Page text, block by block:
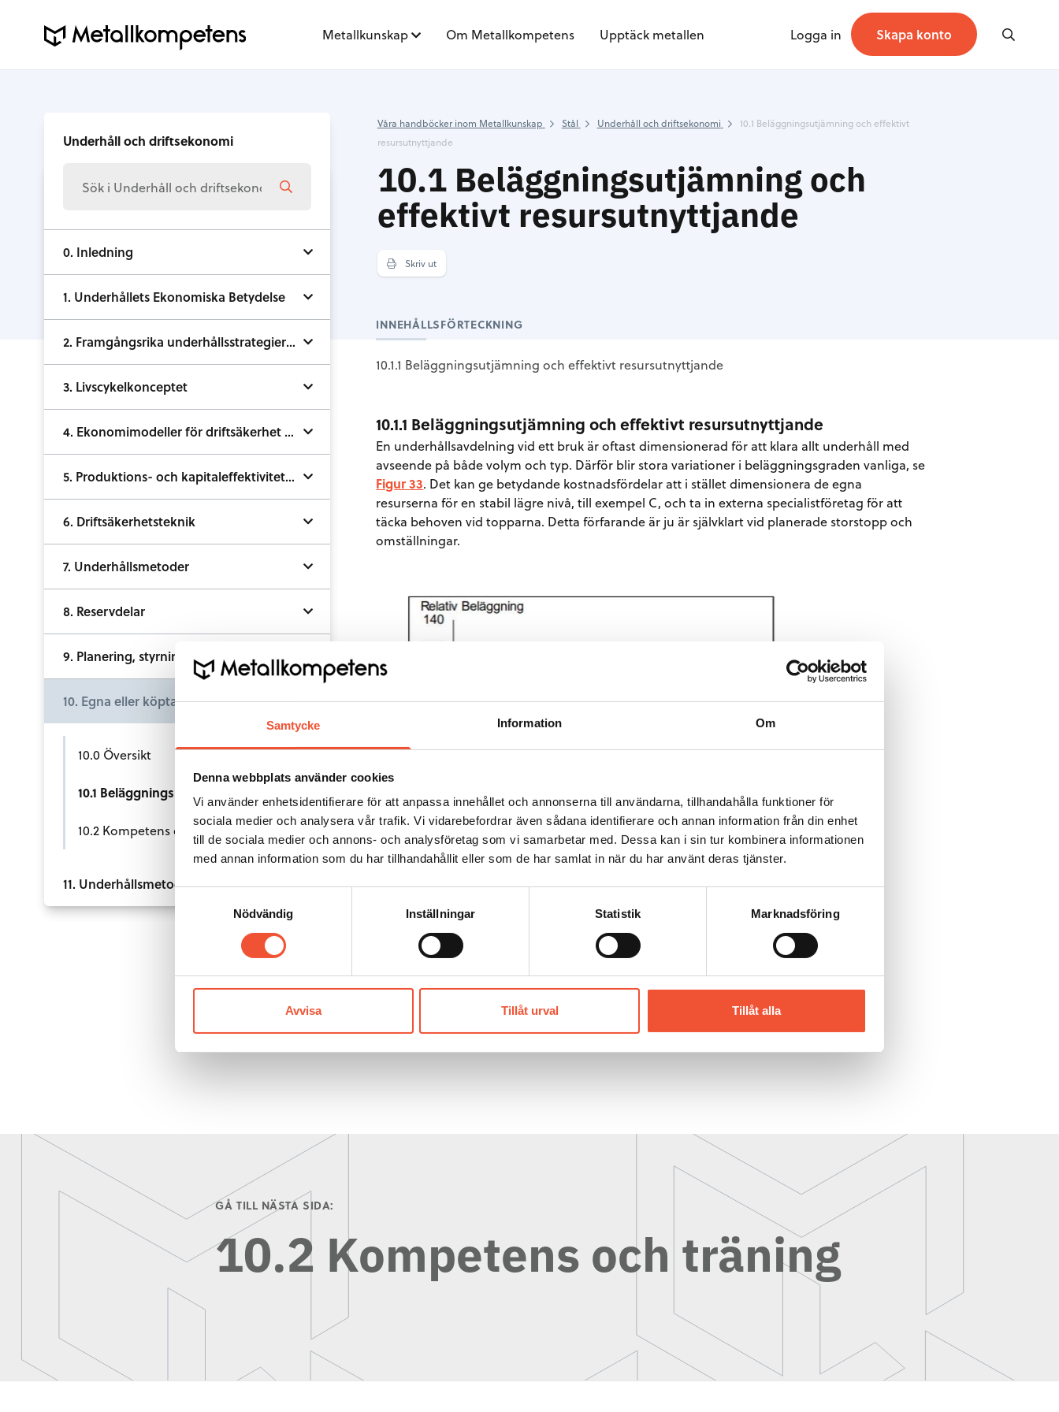
Samtycke Information Om
Denna webbplats använder cookies
Vi använder enhetsidentifierare för att anpassa innehållet och annonserna till användarna, tillhandahålla funktioner för
sociala medier och analysera vår trafik. Vi vidarebefordrar även sådana identifierare och annan information från din enhet
till de sociala medier och annons- och analysföretag som vi samarbetar med. Dessa kan i sin tur kombinera informationen
med annan information som du har tillhandahållit eller som de har samlat in när du har använt deras tjänster.
Nödvändig
Inställningar Statistik Marknadsföring
Avvisa Tillåt urval Tillåt alla
Metallkunskap Om Metallkompetens Upptäck metallen Logga in Skapa konto
Underhåll och driftsekonomi
0. Inledning
1. Underhållets Ekonomiska Betydelse
2. Framgångsrika underhållsstrategier och utvecklingstendenser
3. Livscykelkonceptet
4. Ekonomimodeller för driftsäkerhet och underhåll
5. Produktions- och kapitaleffektivitetens beroende av underhållet
6. Driftsäkerhetsteknik
7. Underhållsmetoder
8. Reservdelar
9. Planering, styrning och uppföljning
10. Egna eller köpta underhållsresurser
10.0 Översikt
10.2 Kompetens och träning
11. Underhållsmetoder i praktiken
Våra handböcker inom Metallkunskap Stål Underhåll och driftsekonomi
10.1 Beläggningsutjämning och effektivt
resursutnyttjande
10.1 Beläggningsutjämning och
effektivt resursutnyttjande
Skriv ut
INNEHÅLLSFÖRTECKNING
10.1.1 Beläggningsutjämning och effektivt resursutnyttjande
10.1.1 Beläggningsutjämning och effektivt resursutnyttjande
En underhållsavdelning vid ett bruk är oftast dimensionerad för att klara allt underhåll med
avseende på både volym och typ. Därför blir stora variationer i beläggningsgraden vanliga, se
Figur 33. Det kan ge betydande kostnadsfördelar att i stället dimensionera de egna
resurserna för en stabil lägre nivå, till exempel C, och ta in externa specialistföretag för att
täcka behoven vid topparna. Detta förfarande är ju är självklart vid planerade storstopp och
omställningar.
Figur 33.
GÅ TILL NÄSTA SIDA:
10.2 Kompetens och träning